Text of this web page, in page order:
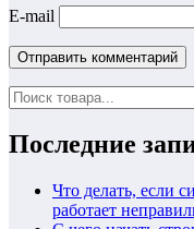
E-mail
Последние
Что делать, если
работает